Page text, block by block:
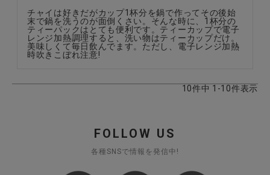
チャイは好きだがカップ1杯分を鍋で作ってその後始
末で鍋を洗うのが面倒くさい。そんな時に、1杯分の
ティーパックはとても便利です。ティーカップで電子
レンジ加熱調理すると、洗い物はティーカップだけ。
美味しくて毎日飲んでます。ただし、電子レンジ加熱
時吹きこぼれ注意!
10件中 1 -10件表示
FOLLOW US
各種SNSで情報を発信中!